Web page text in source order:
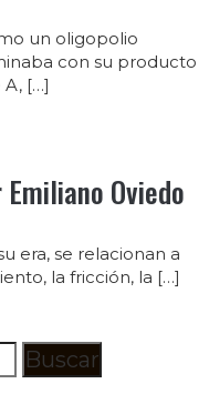
un oligopolio
con su producto
[…]
Oviedo
era, se relacionan a
la fricción, la […]